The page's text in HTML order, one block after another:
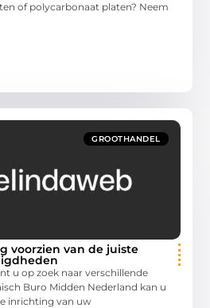
of polycarbonaat platen? Neem
GROOTHANDEL
voorzien van de juiste
u op zoek naar verschillende
Buro Midden Nederland kan u
inrichting van uw